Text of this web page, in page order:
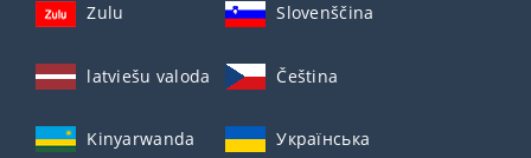
Zulu Slovenščina
latviešu valoda Čeština
Kinyarwanda Українська